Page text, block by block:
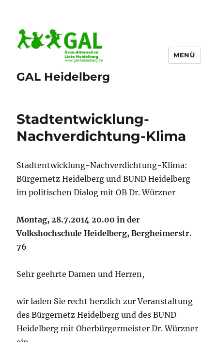
GAL Heidelberg
MENÜ
Stadtentwicklung-
Nachverdichtung-Klima
Stadtentwicklung-Nachverdichtung-Klima:
Bürgernetz Heidelberg und BUND Heidelberg
im politischen Dialog mit OB Dr. Würzner
Montag, 28.7.2014 20.00 in der
Volkshochschule Heidelberg, Bergheimerstr.
76
Sehr geehrte Damen und Herren,
wir laden Sie recht herzlich zur Veranstaltung
des Bürgernetz Heidelberg und des BUND
Heidelberg mit Oberbürgermeister Dr. Würzner